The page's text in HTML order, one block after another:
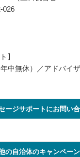
026
】
中無休）／アドバイ
ージサポートにお問い
の自治体のキャンペー